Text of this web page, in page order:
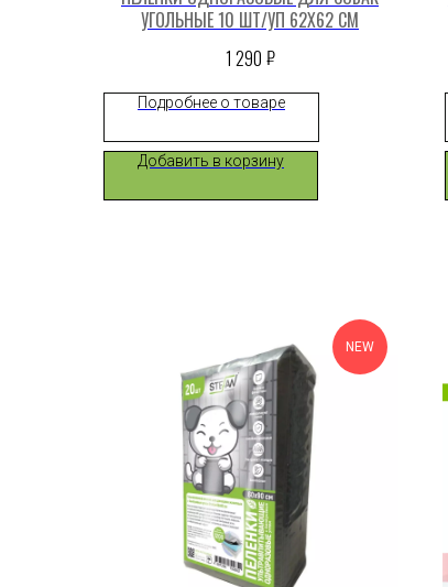
УГОЛЬНЫЕ 10 ШТ/УП 62X62 СМ
1 290 ₽
Подробнее о товаре
Добавить в корзину
NEW